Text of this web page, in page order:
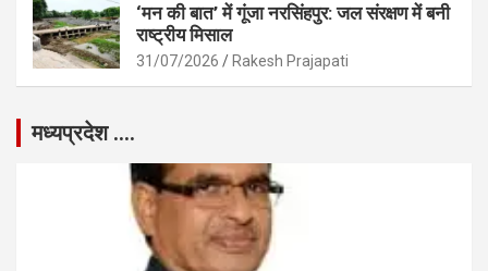
‘मन की बात’ में गूंजा नरसिंहपुर: जल संरक्षण में बनी
राष्ट्रीय मिसाल
31/07/2026 Rakesh Prajapati
मध्यप्रदेश ….